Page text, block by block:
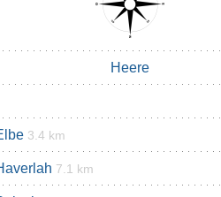
Heere
3.4 km
7.1 km